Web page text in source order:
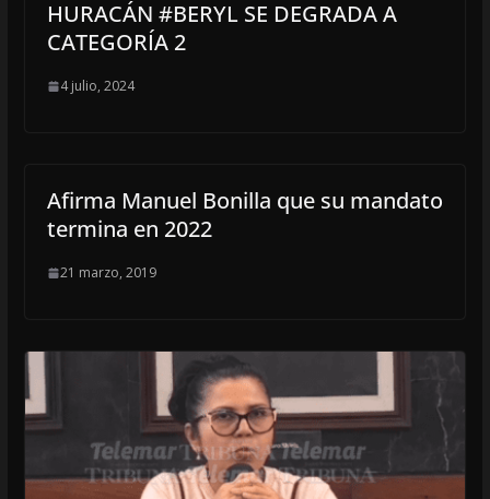
HURACÁN #BERYL SE DEGRADA A
CATEGORÍA 2
4 julio, 2024
Afirma Manuel Bonilla que su mandato
termina en 2022
21 marzo, 2019